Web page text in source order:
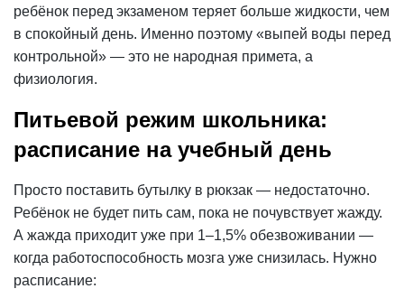
ребёнок перед экзаменом теряет больше жидкости, чем
в спокойный день. Именно поэтому «выпей воды перед
контрольной» — это не народная примета, а
физиология.
Питьевой режим школьника:
расписание на учебный день
Просто поставить бутылку в рюкзак — недостаточно.
Ребёнок не будет пить сам, пока не почувствует жажду.
А жажда приходит уже при 1–1,5% обезвоживании —
когда работоспособность мозга уже снизилась. Нужно
расписание: